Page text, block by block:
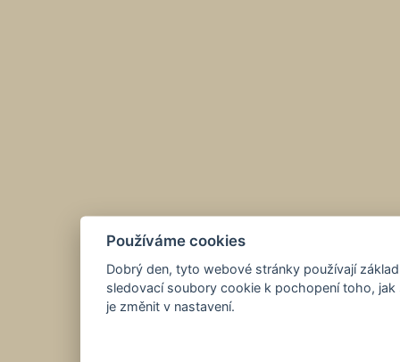
Používáme cookies
Dobrý den, tyto webové stránky používají
sledovací soubory cookie k pochopení toho,
je změnit v nastavení.